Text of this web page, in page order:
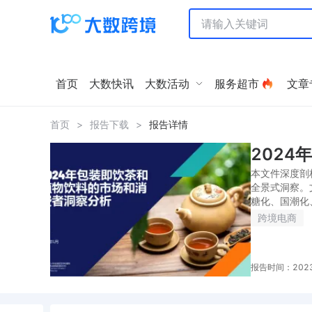
首页 大数快讯 大数活动 服务超市 文章
首页 > 报告下载 > 报告详情
2024年
本文件深度
全景式洞察。
糖化、国潮
跨境电商
报告时间：